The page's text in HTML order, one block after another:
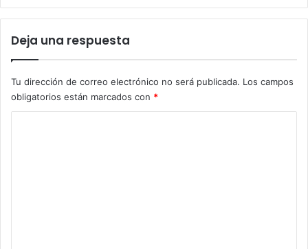
Deja una respuesta
Tu dirección de correo electrónico no será publicada. Los campos
obligatorios están marcados con *